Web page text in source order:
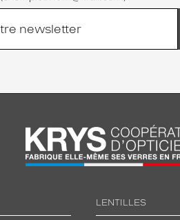
LENTILLES